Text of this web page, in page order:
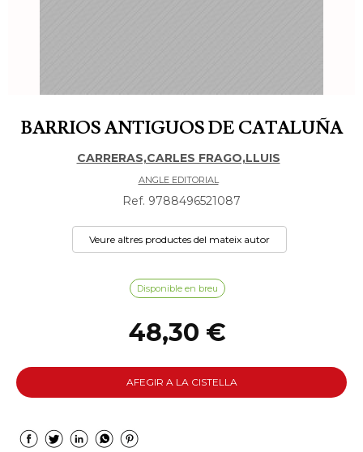
BARRIOS ANTIGUOS DE CATALUÑA
CARRERAS,CARLES FRAGO,LLUIS
ANGLE EDITORIAL
Ref. 9788496521087
Veure altres productes del mateix autor
Disponible en breu
48,30 €
AFEGIR A LA CISTELLA